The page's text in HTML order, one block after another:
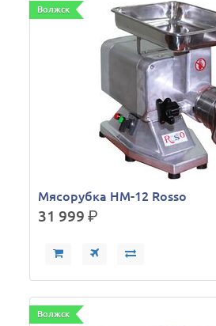
Волжск
Мясорубка HM-12 Rosso
31 999р.
Волжск